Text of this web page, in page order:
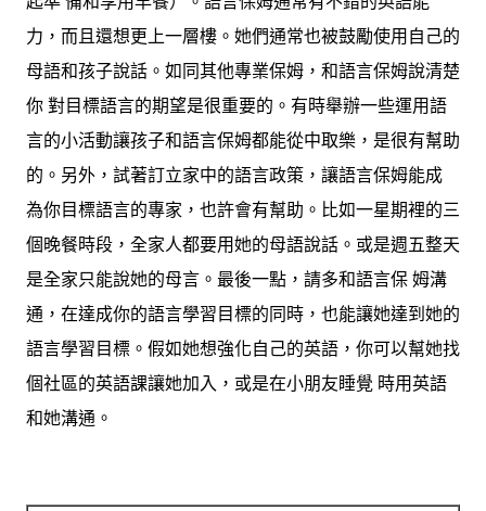
力，而且還想更上一層樓。她們通常也被鼓勵使用自己的
母語和孩子說話。如同其他專業保姆，和語言保姆說清楚
你 對目標語言的期望是很重要的。有時舉辦一些運用語
言的小活動讓孩子和語言保姆都能從中取樂，是很有幫助
的。另外，試著訂立家中的語言政策，讓語言保姆能成
為你目標語言的專家，也許會有幫助。比如一星期裡的三
個晚餐時段，全家人都要用她的母語說話。或是週五整天
是全家只能說她的母言。最後一點，請多和語言保 姆溝
通，在達成你的語言學習目標的同時，也能讓她達到她的
語言學習目標。假如她想強化自己的英語，你可以幫她找
個社區的英語課讓她加入，或是在小朋友睡覺 時用英語
和她溝通。